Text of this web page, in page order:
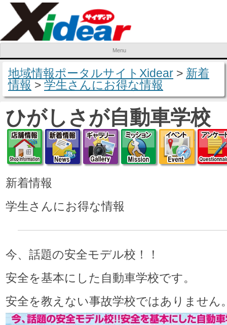
Menu
Skip to content
地域情報ポータルサイトXidear > 新着
情報 > 学生さんにお得な情報
ひがしさが自動車学校
店舗情報新着情報ギャラリーミッション
イベ
新着情報
学生さんにお得な情報
今、話題の安全モデル校！！
安全を基本にした自動車学校です。
安全を教えない事故学校ではありません